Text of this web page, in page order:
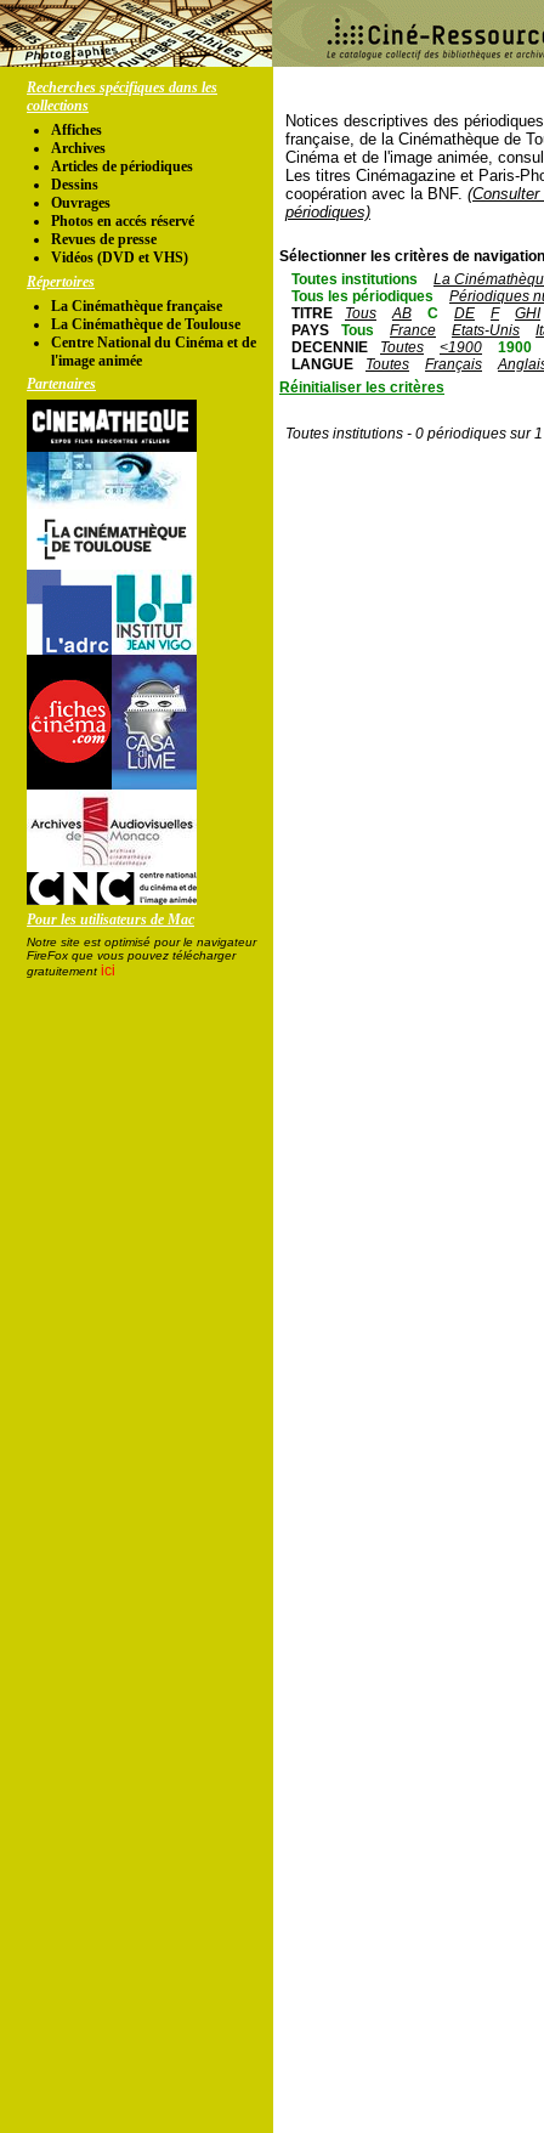
Recherches spécifiques dans les
collections
Affiches
Archives
Articles de périodiques
Dessins
Ouvrages
Photos en accés réservé
Revues de presse
Vidéos (DVD et VHS)
Répertoires
La Cinémathèque française
La Cinémathèque de Toulouse
Centre National du Cinéma et de
l'image animée
Partenaires
Pour les utilisateurs de Mac
Notre site est optimisé pour le navigateur
FireFox que vous pouvez télécharger
gratuitement ici
Notices descriptives des
française, de la Cinémathèque de
Cinéma et de l'image animée,
Les titres Cinémagazine et Paris-
coopération avec la BNF.
périodiques)
Sélectionner les critères de
Toutes institutions
La
Tous les périodiques
Périodiques
TITRE
Tous AB C DE F
GHI
PAYS
Tous France Etats-Unis
DECENNIE
Toutes <1900
1900
LANGUE
Toutes Français
Réinitialiser les critères
Toutes institutions - 0 périodiques sur